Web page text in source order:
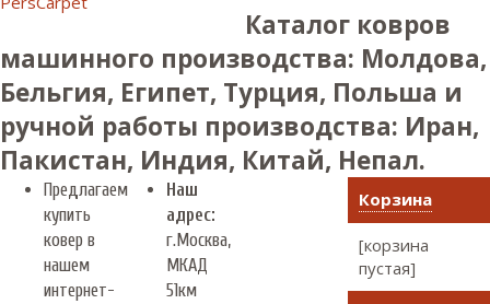
Каталог ковров
машинного производства: Молдова,
Бельгия, Египет, Турция, Польша и
ручной работы производства: Иран,
Пакистан, Индия, Китай, Непал.
Предлагаем
купить
ковер в
нашем
интернет-
Наш
адрес:
г.Москва,
МКАД
51км
Корзина
[корзина
пустая]